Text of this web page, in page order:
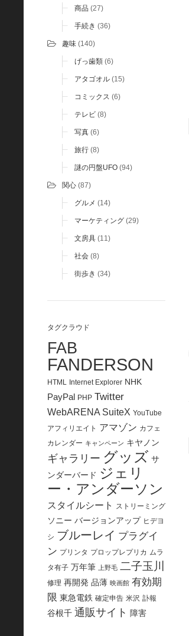
商品 (27)
手続き (36)
趣味 (140)
げっ歯類 (6)
アタゴオル (15)
コミックス (6)
テレビ (8)
写真 (6)
旅行 (8)
謎の円盤UFO (94)
関心 (87)
グルメ (14)
マーケティング (29)
文房具 (11)
社会 (8)
街歩き (34)
タグクラウド
FAB
FANDERSON
HTML Internet Explorer NHK
PayPal PHP Twitter
WebARENA SuiteX YouTube
アフィリエイト アマゾン カフェ
カレンダー キャンペーン キヤノン
ギャラリー グッズ サ
ンダーバード ジェリ
ー・アンダーソン
スタイルシート ストリーミング
ソニー バージョンアップ ヒデヨ
シ ブルーレイ プラグイ
ン プリンタ プロップレプリカ ムラ
タ有子 万年筆 上野毛 二子玉川
修理 再開発 品薄 映画館 有効期
限 東急電鉄 確定申告 米沢 訃報
谷根千 通販サイト 障害